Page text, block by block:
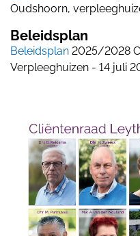
Oudshoorn,
Beleidsplan
Beleidsplan 2025/2028
Verpleeghuizen - 14 juli